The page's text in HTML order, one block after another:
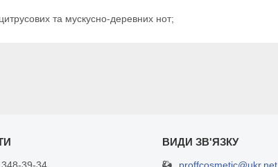
та мускусно-деревних нот;